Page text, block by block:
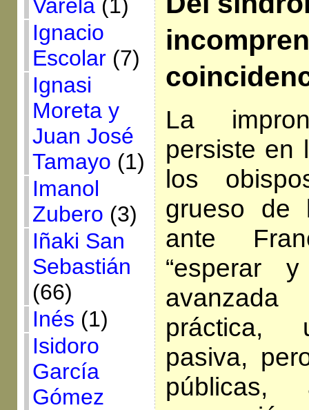
Varela(1)
Ignacio
Escolar(7)
Ignasi
Moreta y
Juan José
Tamayo (1)
Imanol
Zubero (3)
Iñaki San
Sebastián
(66)
Inés (1)
Isidoro
García
Gómez
La
persiste en
los
grueso de
ante
“esperar
práctica,
pasiva,
públicas,